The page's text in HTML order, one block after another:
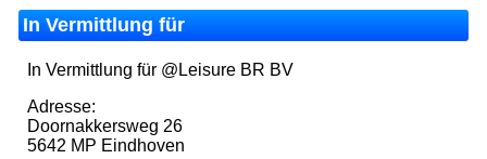
In Vermittlung für
In Vermittlung für @Leisure BR BV
Adresse:
Doornakkersweg 26
5642 MP Eindhoven